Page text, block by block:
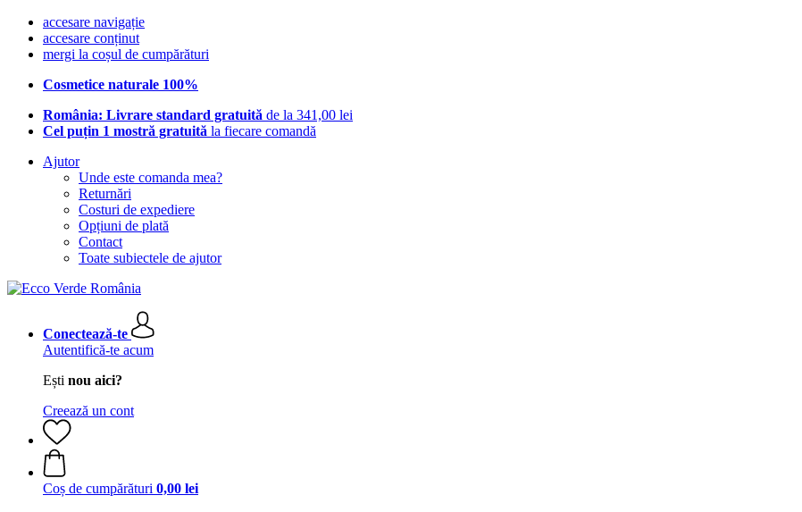
accesare navigație
accesare conținut
mergi la coșul de cumpărături
Cosmetice naturale 100%
România: Livrare standard gratuită de la 341,00 lei
Cel puțin 1 mostră gratuită la fiecare comandă
Ajutor
Unde este comanda mea?
Returnări
Costuri de expediere
Opțiuni de plată
Contact
Toate subiectele de ajutor
Conectează-te
Autentifică-te acum
Ești nou aici?
Creează un cont
Coș de cumpărături 0,00 lei